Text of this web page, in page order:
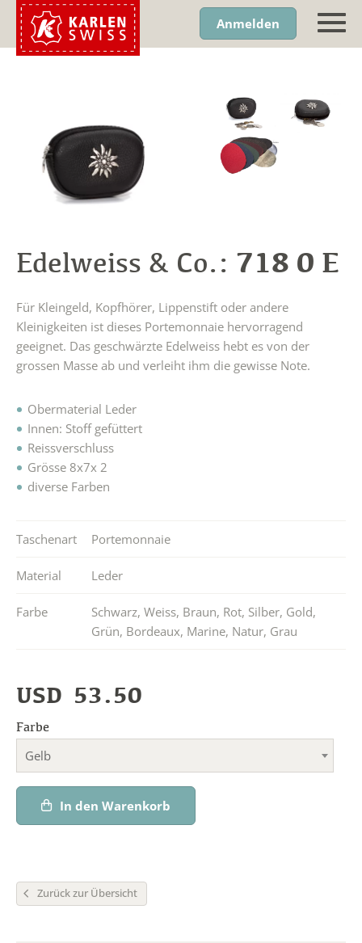
Anmelden
Edelweiss & Co.: 718 0 E
Für Kleingeld, Kopfhörer, Lippenstift oder andere
Kleinigkeiten ist dieses Portemonnaie hervorragend
geeignet. Das geschwärzte Edelweiss hebt es von der
grossen Masse ab und verleiht ihm die gewisse Note.
Obermaterial Leder
Innen: Stoff gefüttert
Reissverschluss
Grösse 8x7x 2
diverse Farben
Taschenart Portemonnaie
Material Leder
Farbe Schwarz, Weiss, Braun, Rot, Silber, Gold,
Grün, Bordeaux, Marine, Natur, Grau
USD 53.50
Farbe
Gelb
In den Warenkorb
Zurück zur Übersicht